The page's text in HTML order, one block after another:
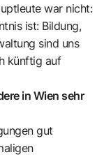
war nicht:
ist: Bildung,
sind uns
künftig auf
in Wien sehr
gut